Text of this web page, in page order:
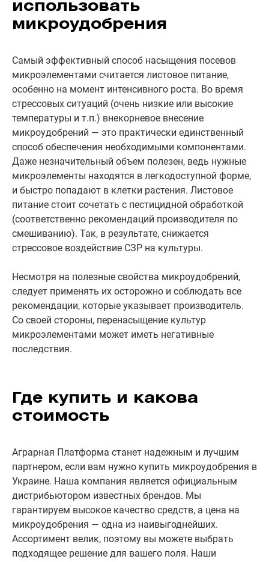
использовать
микроудобрения
Самый эффективный способ насыщения посевов
микроэлементами считается листовое питание,
особенно на момент интенсивного роста. Во время
стрессовых ситуаций (очень низкие или высокие
температуры и т.п.) внекорневое внесение
микроудобрений — это практически единственный
способ обеспечения необходимыми компонентами.
Даже незначительный объем полезен, ведь нужные
микроэлементы находятся в легкодоступной форме,
и быстро попадают в клетки растения. Листовое
питание стоит сочетать с пестицидной обработкой
(соответственно рекомендаций производителя по
смешиванию). Так, в результате, снижается
стрессовое воздействие СЗР на культуры.
Несмотря на полезные свойства микроудобрений,
следует применять их осторожно и соблюдать все
рекомендации, которые указывает производитель.
Со своей стороны, перенасыщение культур
микроэлементами может иметь негативные
последствия.
Где купить и какова
стоимость
Аграрная Платформа станет надежным и лучшим
партнером, если вам нужно купить микроудобрения в
Украине. Наша компания является официальным
дистрибьютором известных брендов. Мы
гарантируем высокое качество средств, а цена на
микроудобрения — одна из наивыгоднейших.
Ассортимент велик, поэтому вы можете выбрать
подходящее решение для вашего поля. Наши